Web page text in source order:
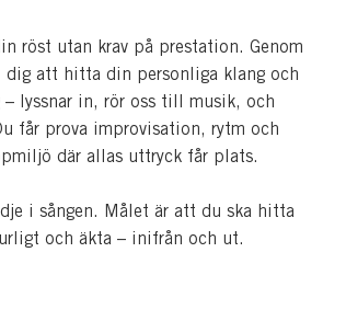
röst utan krav på prestation. Genom
dig att hitta din personliga klang och
lyssnar in, rör oss till musik, och
får prova improvisation, rytm och
där allas uttryck får plats.
i sången. Målet är att du ska hitta
och äkta – inifrån och ut.